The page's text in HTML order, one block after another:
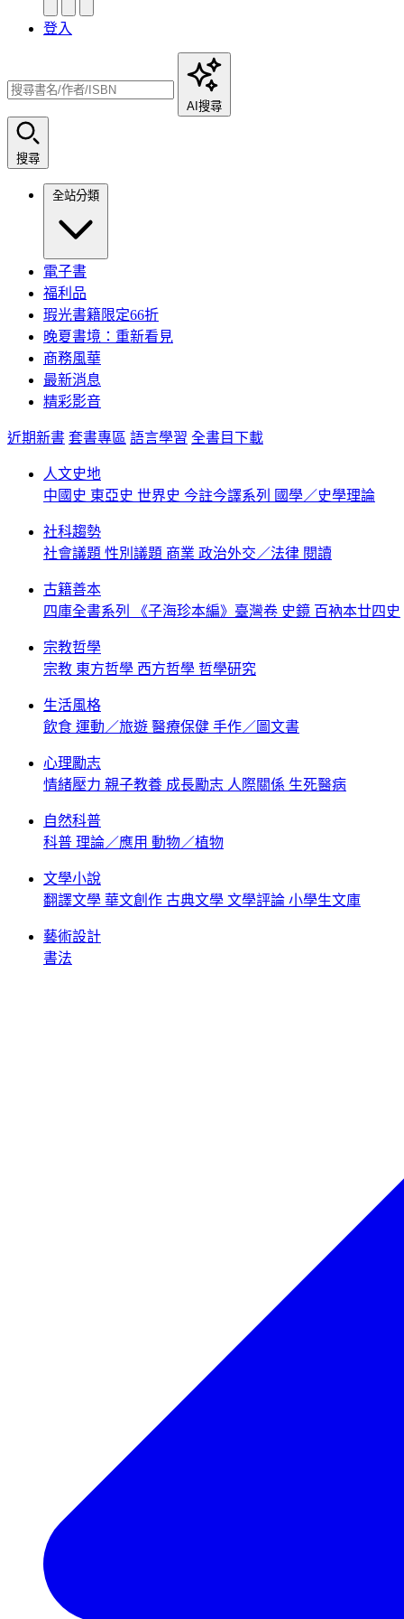
登入
AI搜尋
搜尋
全站分類
電子書
福利品
瑕光書籍限定66折
晚夏書境：重新看見
商務風華
最新消息
精彩影音
近期新書 套書專區 語言學習 全書目下載
人文史地
中國史 東亞史 世界史 今註今譯系列 國學／史學理論
社科趨勢
社會議題 性別議題 商業 政治外交／法律 閱讀
古籍善本
四庫全書系列
《子海珍本編》臺灣卷 史鏡 百衲本廿四史
宗教哲學
宗教 東方哲學 西方哲學 哲學研究
生活風格
飲食 運動／旅遊 醫療保健 手作／圖文書
心理勵志
情緒壓力 親子教養 成長勵志 人際關係 生死醫病
自然科普
科普 理論／應用 動物／植物
文學小說
翻譯文學 華文創作 古典文學 文學評論 小學生文庫
藝術設計
書法